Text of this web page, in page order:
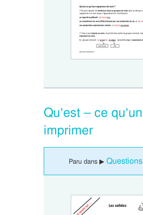
Qu’est – ce
imprimer
Paru dans ▶